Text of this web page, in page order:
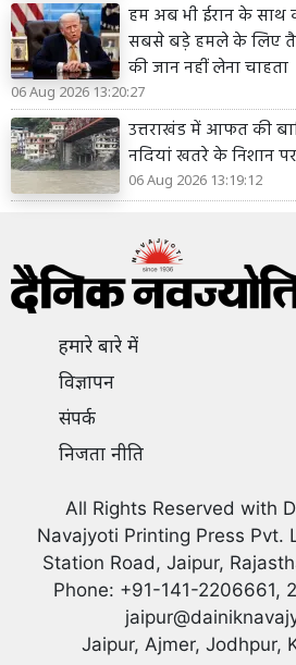
हम अब भी ईरान के साथ
सबसे बड़े हमले के लिए
की जान नहीं लेना चाहता
06 Aug 2026 13:20:27
उत्तराखंड में आफत की
नदियां खतरे के निशान
06 Aug 2026 13:19:12
हमारे बारे में
विज्ञापन
संपर्क
निजता नीति
All Rights Reserved with
Navajyoti Printing Press Pvt.
Station Road, Jaipur,
Phone: +91-141-2206661,
Jaipur, Ajmer, Jodhpur,